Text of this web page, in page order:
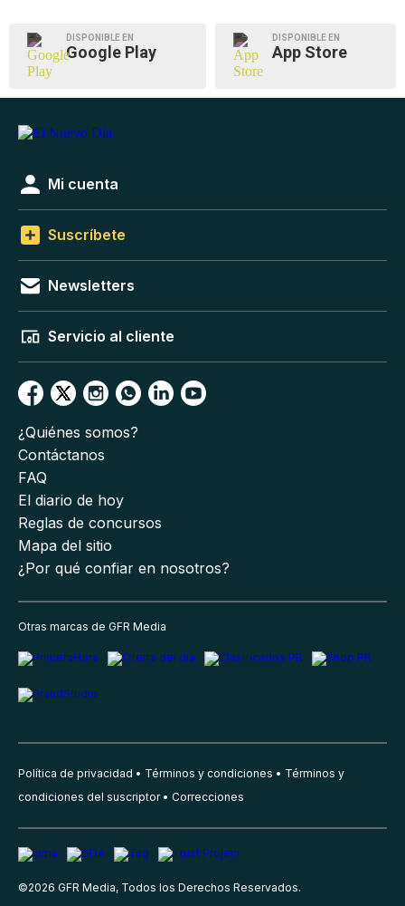
DISPONIBLE EN
Google Play
DISPONIBLE EN
App Store
Mi cuenta
Suscríbete
Newsletters
Servicio al cliente
¿Quiénes somos?
Contáctanos
FAQ
El diario de hoy
Reglas de concursos
Mapa del sitio
¿Por qué confiar en nosotros?
Otras marcas de GFR Media
Política de privacidad Términos y condiciones
Términos y
condiciones del suscriptor
Correcciones
©2026 GFR Media, Todos los Derechos Reservados.